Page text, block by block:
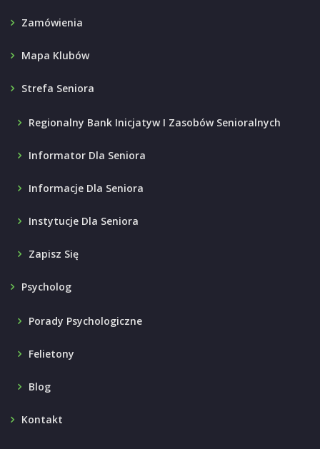
Zamówienia
Mapa Klubów
Strefa Seniora
Regionalny Bank Inicjatyw I Zasobów Senioralnych
Informator Dla Seniora
Informacje Dla Seniora
Instytucje Dla Seniora
Zapisz Się
Psycholog
Porady Psychologiczne
Felietony
Blog
Kontakt